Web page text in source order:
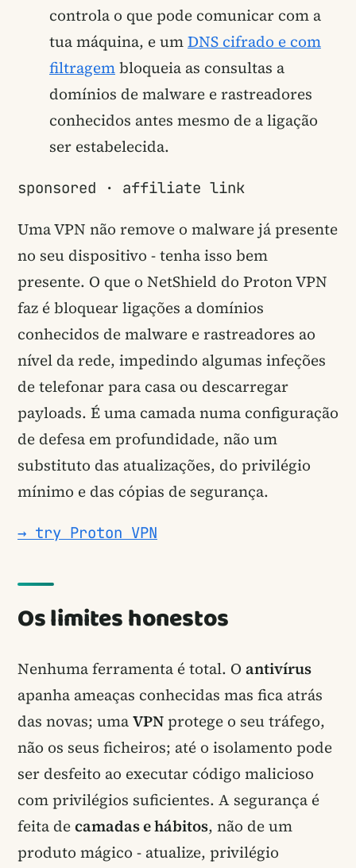
controla o que pode comunicar com a
tua máquina, e umDNS cifrado e com
filtragembloqueia as consultas a
domínios de malware e rastreadores
conhecidos antes mesmo de a ligação
ser estabelecida.
sponsored · affiliate link
Uma VPN não remove o malware já presente
no seu dispositivo - tenha isso bem
presente. O que o NetShield do Proton VPN
faz é bloquear ligações a domínios
conhecidos de malware e rastreadores ao
nível da rede, impedindo algumas infeções
de telefonar para casa ou descarregar
payloads. É uma camada numa configuração
de defesa em profundidade, não um
substituto das atualizações, do privilégio
mínimo e das cópias de segurança.
→ try Proton VPN
Os limites honestos
Nenhuma ferramenta é total. O antivírus
apanha ameaças conhecidas mas fica atrás
das novas; umaVPNprotege o seu tráfego,
não os seus ficheiros; até o isolamento pode
ser desfeito ao executar código malicioso
com privilégios suficientes. A segurança é
feita decamadas e hábitos, não de um
produto mágico - atualize, privilégio